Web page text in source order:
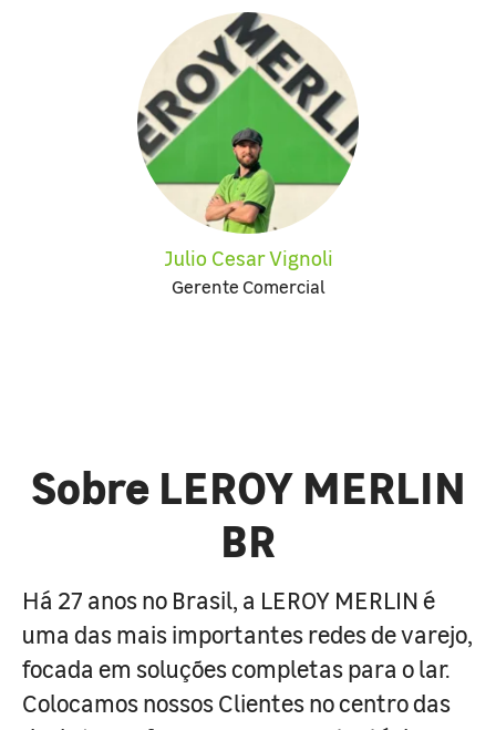
Julio Cesar Vignoli
Gerente Comercial
Sobre LEROY MERLIN
BR
Há 27 anos no Brasil, a LEROY MERLIN é
uma das mais importantes redes de varejo,
focada em soluções completas para o lar.
Colocamos nossos Clientes no centro das